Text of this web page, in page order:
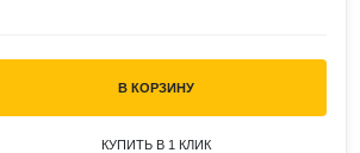
В КОРЗИНУ
КУПИТЬ В 1 КЛИК